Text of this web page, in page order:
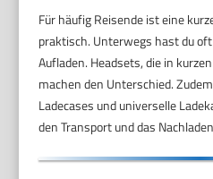
Für häufig Reisende ist eine
praktisch. Unterwegs hast du
Aufladen. Headsets, die in
machen den Unterschied.
Ladecases und universelle
den Transport und das